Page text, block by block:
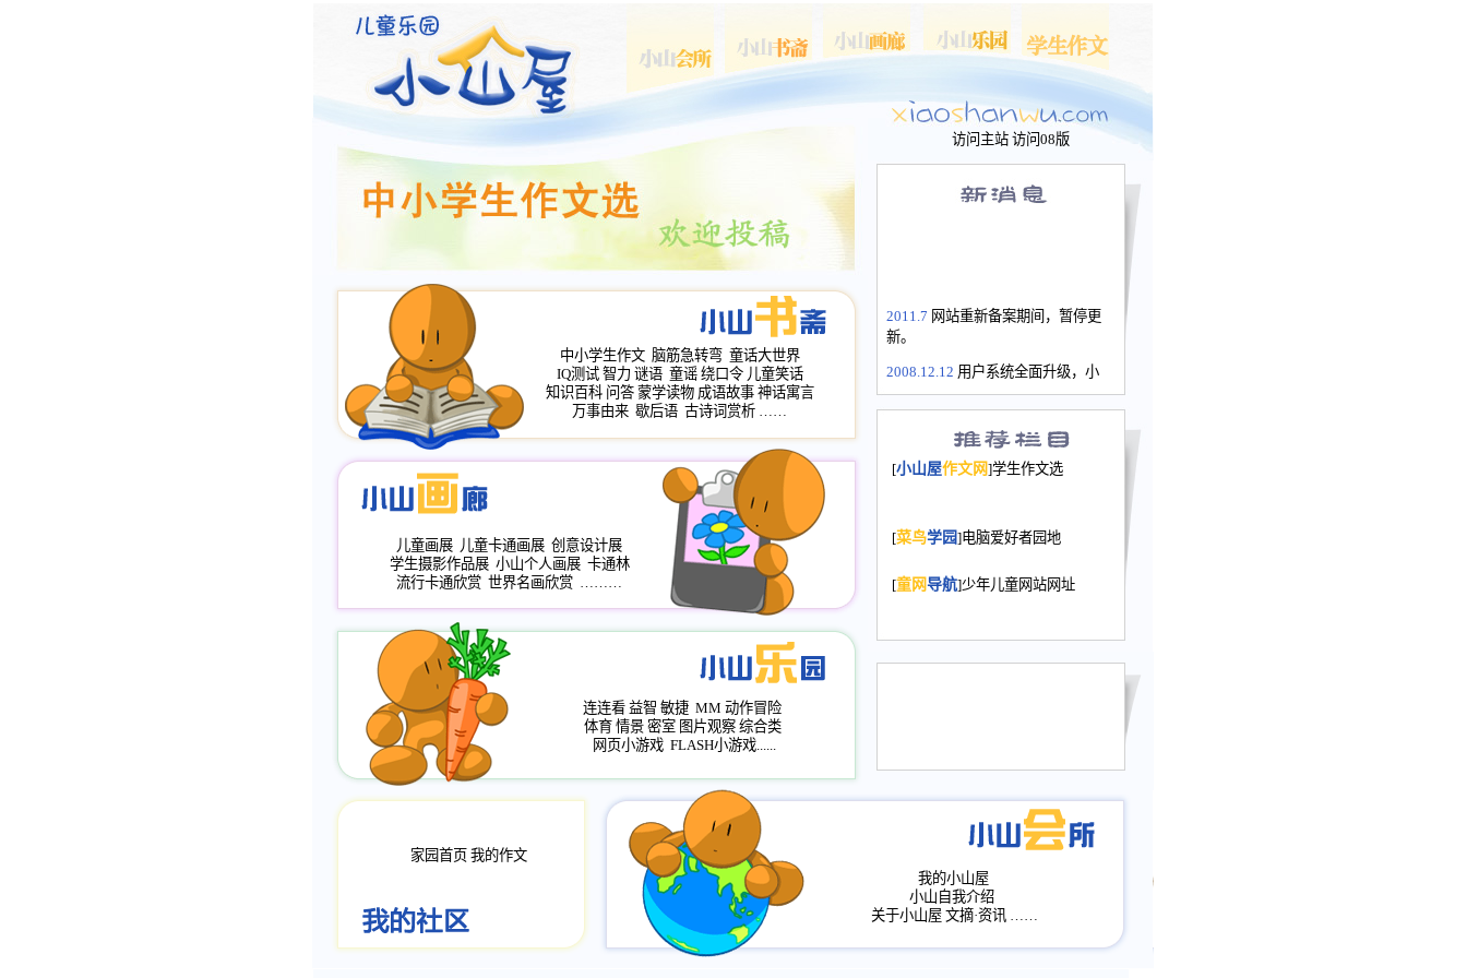
访问主站 访问08版
2011.7 网站重新备案期间，暂停更
新。
2008.12.12 用户系统全面升级，小
长会、家园网－个人空间，用户一
次注册全部通行。
2008.12.12家园网正式运行，域
年，2009版提前启用，小山屋全面
小山画廊均增加多个新栏目。。
评分、顶功能，作文宝典改版。
[小山屋作文网]学生作文选
[菜鸟学园]电脑爱好者园地
[童网导航]少年儿童网站网址
中小学生作文 脑筋急转弯 童话大世界
IQ测试 智力 谜语 童谣 绕口令 儿童笑话
知识百科 问答 蒙学读物 成语故事 神话寓言
万事由来 歇后语 古诗词赏析 ……
儿童画展 儿童卡通画展 创意设计展
学生摄影作品展 小山个人画展 卡通林
流行卡通欣赏 世界名画欣赏 ………
连连看 益智 敏捷 MM 动作冒险
体育 情景 密室 图片观察 综合类
网页小游戏 FLASH小游戏......
家园首页 我的作文
我的小山屋
小山自我介绍
关于小山屋 文摘·资讯 ……